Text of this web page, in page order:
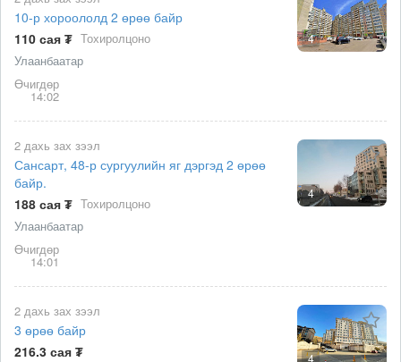
4
10-р хороололд 2 өрөө байр
110 сая ₮ Тохиролцоно
Улаанбаатар
Өчигдөр
14:02
4
2 дахь зах зээл
Сансарт, 48-р сургуулийн яг дэргэд 2 өрөө
байр.
188 сая ₮ Тохиролцоно
Улаанбаатар
Өчигдөр
14:01
4
2 дахь зах зээл
3 өрөө байр
216.3 сая ₮